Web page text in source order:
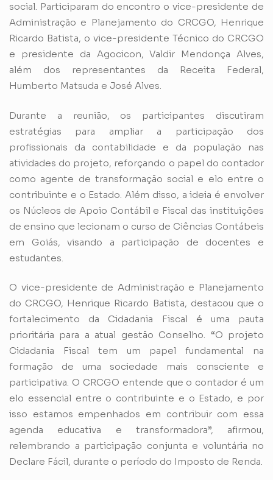
social. Participaram do encontro o vice-presidente de
Administração e Planejamento do CRCGO, Henrique
Ricardo Batista, o vice-presidente Técnico do CRCGO
e presidente da Agocicon, Valdir Mendonça Alves,
além dos representantes da Receita Federal,
Humberto Matsuda e José Alves.
Durante a reunião, os participantes discutiram
estratégias para ampliar a participação dos
profissionais da contabilidade e da população nas
atividades do projeto, reforçando o papel do contador
como agente de transformação social e elo entre o
contribuinte e o Estado. Além disso, a ideia é envolver
os Núcleos de Apoio Contábil e Fiscal das instituições
de ensino que lecionam o curso de Ciências Contábeis
em Goiás, visando a participação de docentes e
estudantes.
O vice-presidente de Administração e Planejamento
do CRCGO, Henrique Ricardo Batista, destacou que o
fortalecimento da Cidadania Fiscal é uma pauta
prioritária para a atual gestão Conselho. “O projeto
Cidadania Fiscal tem um papel fundamental na
formação de uma sociedade mais consciente e
participativa. O CRCGO entende que o contador é um
elo essencial entre o contribuinte e o Estado, e por
isso estamos empenhados em contribuir com essa
agenda educativa e transformadora”, afirmou,
relembrando a participação conjunta e voluntária no
Declare Fácil, durante o período do Imposto de Renda.